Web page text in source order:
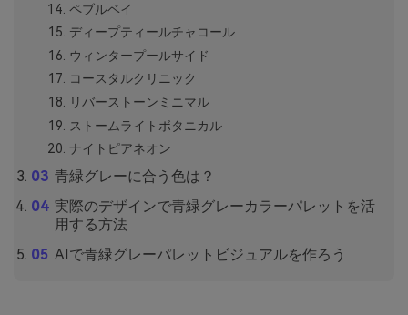
ペブルベイ
ディープティールチャコール
ウィンタープールサイド
コースタルクリニック
リバーストーンミニマル
ストームライトボタニカル
ナイトピアネオン
青緑グレーに合う色は？
実際のデザインで青緑グレーカラーパレットを活
用する方法
AIで青緑グレーパレットビジュアルを作ろう